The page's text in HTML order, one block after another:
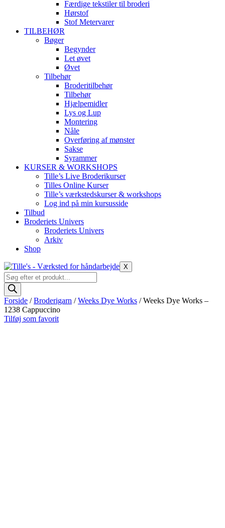
Færdige tekstiler til broderi
Hørstof
Stof Metervarer
TILBEHØR
Bøger
Begynder
Let øvet
Øvet
Tilbehør
Broderitilbehør
Tilbehør
Hjælpemidler
Lys og Lup
Montering
Nåle
Overføring af mønster
Sakse
Syrammer
KURSER & WORKSHOPS
Tille’s Live Broderikurser
Tilles Online Kurser
Tille’s værkstedskurser & workshops
Log ind på min kursusside
Tilbud
Broderiets Univers
Broderiets Univers
Arkiv
Shop
X
Products
search
Forside /Broderigarn /Weeks Dye Works / Weeks Dye Works –
1238 Cappuccino
Tilføj som favorit